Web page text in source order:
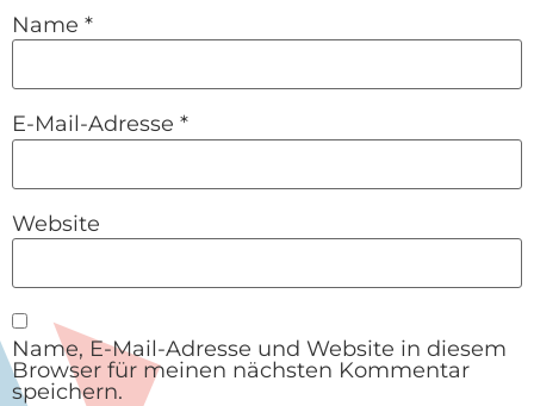
Name *
E-Mail-Adresse *
Website
Name, E-Mail-Adresse und Website in diesem
Browser für meinen nächsten Kommentar
speichern.